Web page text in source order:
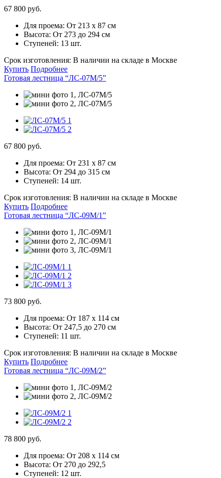
67 800 руб.
Для проема: От 213 х 87 см
Высота: От 273 до 294 см
Ступеней: 13 шт.
Срок изготовления: В наличии на складе в Москве
Купить Подробнее
Готовая лестница “ЛС-07М/5”
67 800 руб.
Для проема: От 231 х 87 см
Высота: От 294 до 315 см
Ступеней: 14 шт.
Срок изготовления: В наличии на складе в Москве
Купить Подробнее
Готовая лестница “ЛС-09М/1”
73 800 руб.
Для проема: От 187 х 114 см
Высота: От 247,5 до 270 см
Ступеней: 11 шт.
Срок изготовления: В наличии на складе в Москве
Купить Подробнее
Готовая лестница “ЛС-09М/2”
78 800 руб.
Для проема: От 208 х 114 см
Высота: От 270 до 292,5
Ступеней: 12 шт.